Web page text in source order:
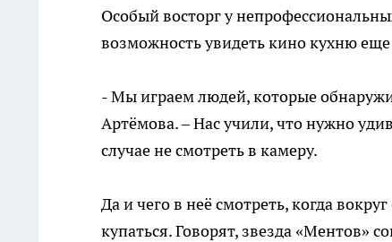
Особый восторг у
возможность увидеть кино кухню
- Мы играем людей, которые
Артёмова. – Нас учили, что нужно
случае не смотреть в камеру.
Да и чего в неё смотреть, когда
купаться. Говорят, звезда «Ментов»